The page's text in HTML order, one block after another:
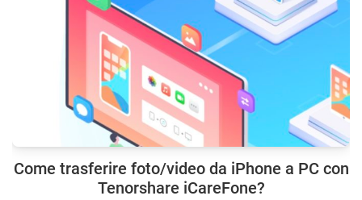
Come trasferire foto/video da iPhone a PC con
Tenorshare iCareFone?